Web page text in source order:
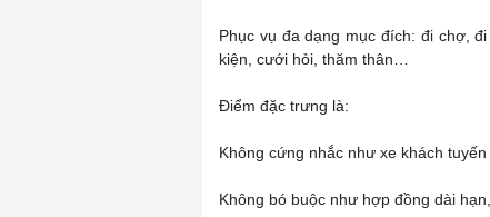
Phục vụ đa dạng mục đích: đi chợ,
kiện, cưới hỏi, thăm thân…
Điểm đặc trưng là:
Không cứng nhắc như xe khách tuyến
Không bó buộc như hợp đồng dài hạn,